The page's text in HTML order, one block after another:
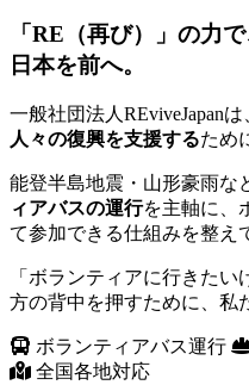
「RE（再び）」の力で
日本を前へ。
一般社団法人REviveJapanは
人々の復興を支援するため
能登半島地震・山形豪雨な
ィアバスの運行を主軸に、
て参加できる仕組みを整え
「ボランティアに行きた
方の背中を押すために、私
ボランティアバス運行
全国各地対応